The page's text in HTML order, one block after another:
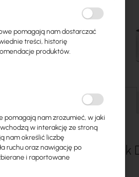
IoT
WiFi
początek
Szczegóły
TP-
pomagają nam dostarczać
treści, historię
produktów.
pomagają nam zrozumieć, w jaki
w interakcję ze stroną
nam określić liczbę
ruchu oraz nawigację po
i raportowane